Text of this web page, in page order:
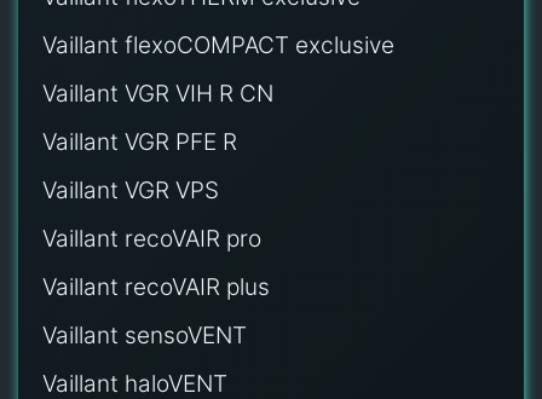
Vaillant flexoCOMPACT exclusive
Vaillant VGR VIH R CN
Vaillant VGR PFE R
Vaillant VGR VPS
Vaillant recoVAIR pro
Vaillant recoVAIR plus
Vaillant sensoVENT
Vaillant haloVENT